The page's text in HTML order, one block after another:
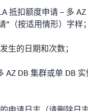
抵扣额度申请 – 多
”（按适用情形）字样；
生的日期和次数；
AZ DB 集群或单 DB